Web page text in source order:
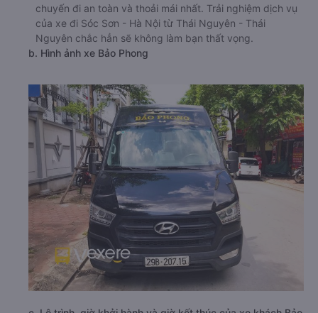
chuyến đi an toàn và thoải mái nhất. Trải nghiệm dịch vụ
của xe đi Sóc Sơn - Hà Nội từ Thái Nguyên - Thái
Nguyên chắc hẳn sẽ không làm bạn thất vọng.
b. Hình ảnh xe Bảo Phong